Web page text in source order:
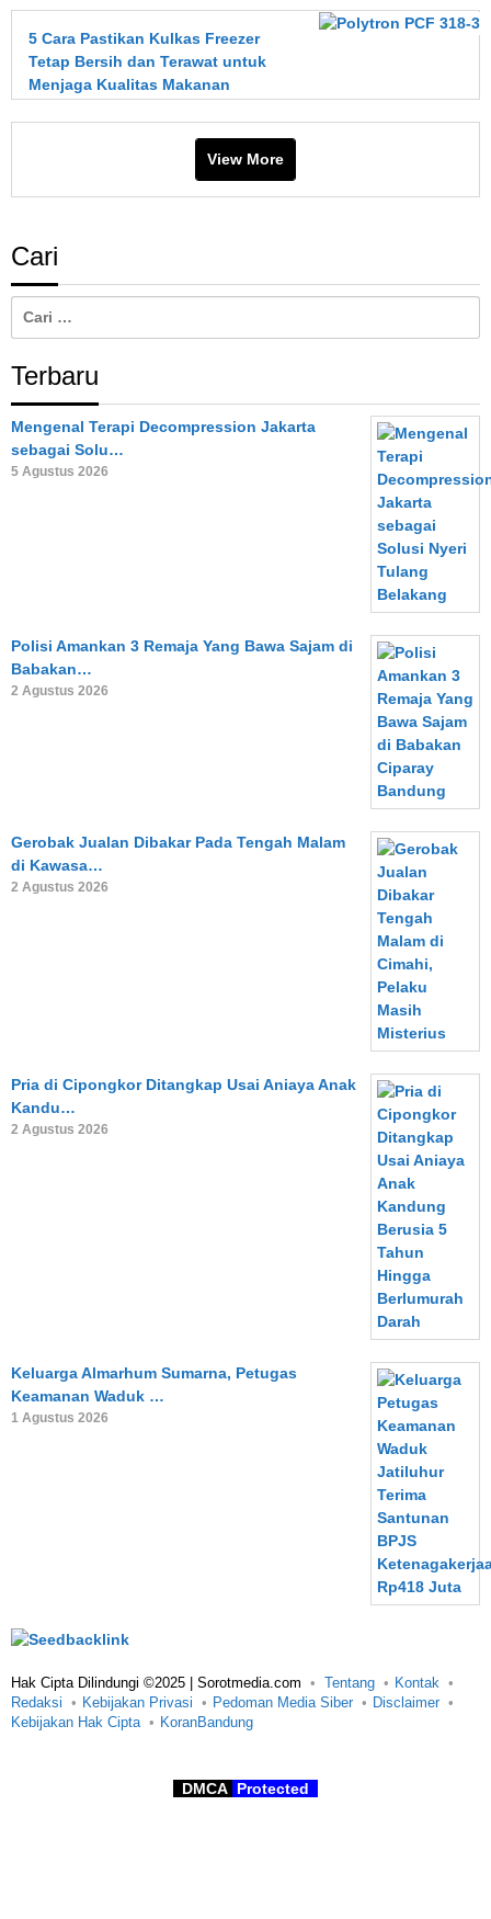
Sejak Dini
5 Cara Pastikan Kulkas Freezer
Tetap Bersih dan Terawat untuk
Menjaga Kualitas Makanan
View More
Cari
Terbaru
Mengenal Terapi Decompression Jakarta
sebagai Solu…
5 Agustus 2026
Polisi Amankan 3 Remaja Yang Bawa Sajam di
Babakan…
2 Agustus 2026
Gerobak Jualan Dibakar Pada Tengah Malam
di Kawasa…
2 Agustus 2026
Pria di Cipongkor Ditangkap Usai Aniaya Anak
Kandu…
2 Agustus 2026
Keluarga Almarhum Sumarna, Petugas
Keamanan Waduk …
1 Agustus 2026
Hak Cipta Dilindungi ©2025 | Sorotmedia.com Tentang
Kontak
Redaksi
Kebijakan Privasi Pedoman Media Siber
Disclaimer
Kebijakan Hak Cipta
KoranBandung
DMCA Protected